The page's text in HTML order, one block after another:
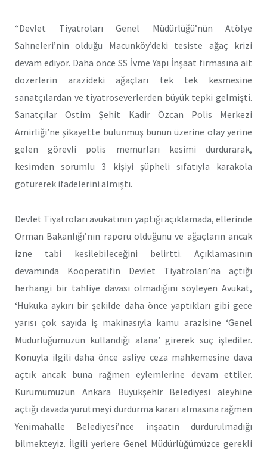
“Devlet Tiyatroları Genel Müdürlüğü’nün Atölye
Sahneleri’nin olduğu Macunköy’deki tesiste ağaç krizi
devam ediyor. Daha önce SS İvme Yapı İnşaat firmasına ait
dozerlerin arazideki ağaçları tek tek kesmesine
sanatçılardan ve tiyatroseverlerden büyük tepki gelmişti.
Sanatçılar Ostim Şehit Kadir Özcan Polis Merkezi
Amirliği’ne şikayette bulunmuş bunun üzerine olay yerine
gelen görevli polis memurları kesimi durdurarak,
kesimden sorumlu 3 kişiyi şüpheli sıfatıyla karakola
götürerek ifadelerini almıştı.
Devlet Tiyatroları avukatının yaptığı açıklamada, ellerinde
Orman Bakanlığı’nın raporu olduğunu ve ağaçların ancak
izne tabi kesilebileceğini belirtti. Açıklamasının
devamında Kooperatifin Devlet Tiyatroları’na açtığı
herhangi bir tahliye davası olmadığını söyleyen Avukat,
‘Hukuka aykırı bir şekilde daha önce yaptıkları gibi gece
yarısı çok sayıda iş makinasıyla kamu arazisine ‘Genel
Müdürlüğümüzün kullandığı alana’ girerek suç işlediler.
Konuyla ilgili daha önce asliye ceza mahkemesine dava
açtık ancak buna rağmen eylemlerine devam ettiler.
Kurumumuzun Ankara Büyükşehir Belediyesi aleyhine
açtığı davada yürütmeyi durdurma kararı almasına rağmen
Yenimahalle Belediyesi’nce inşaatın durdurulmadığı
bilmekteyiz. İlgili yerlere Genel Müdürlüğümüzce gerekli